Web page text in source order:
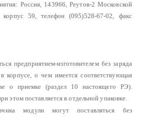
Россия, 143966, Реутов-2 Московской
59, телефон (095)528-67-02, факс
предприятием-изготовителем без заряда
корпусе, о чем имеется соответствующая
о приемке (раздел 10 настоящего РЭ).
этом поставляется в отдельной упаковке.
модули могут поставляться без